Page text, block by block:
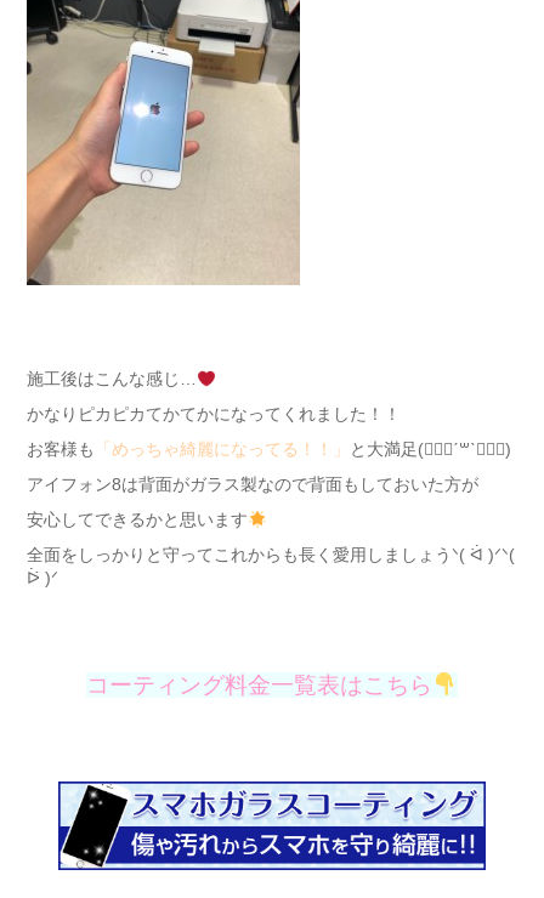
施工後はこんな感じ…
かなりピカピカてかてかになってくれました！！
お客様も
「めっちゃ綺麗になってる！！」
と大満足(๑⃙⃘ˊ꒳​ˋ๑⃙⃘)
アイフォン8は背面がガラス製なので背面もしておいた方が
安心してできるかと思います
全面をしっかりと守ってこれからも長く愛用しましょうᐠ( ᐛ )ᐟᐠ(
ᐖ )ᐟ
コーティング料金一覧表はこちら